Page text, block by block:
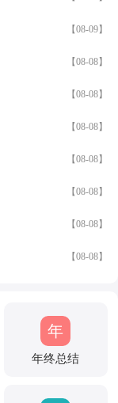
【08-09】
【08-08】
【08-08】
【08-08】
【08-08】
【08-08】
【08-08】
【08-08】
年
终
年终总结